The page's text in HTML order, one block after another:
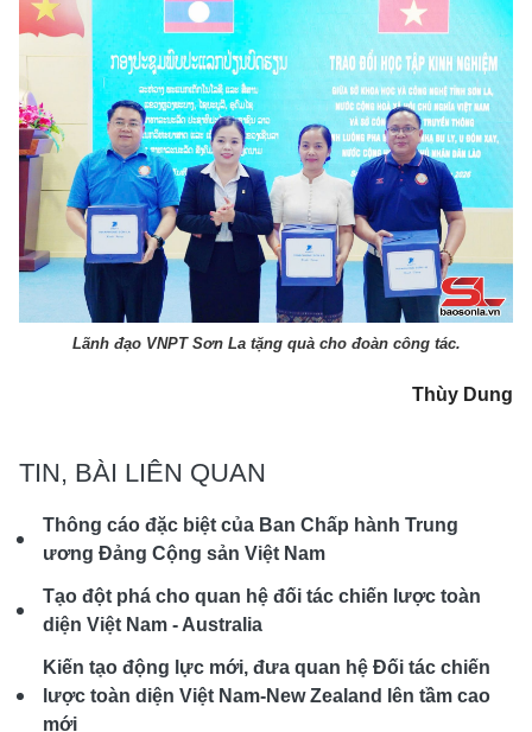
Lãnh đạo VNPT Sơn La tặng quà cho đoàn công tác.
Thùy Dung
TIN, BÀI LIÊN QUAN
Thông cáo đặc biệt của Ban Chấp hành Trung
ương Đảng Cộng sản Việt Nam
Tạo đột phá cho quan hệ đối tác chiến lược toàn
diện Việt Nam - Australia
Kiến tạo động lực mới, đưa quan hệ Đối tác chiến
lược toàn diện Việt Nam-New Zealand lên tầm cao
mới